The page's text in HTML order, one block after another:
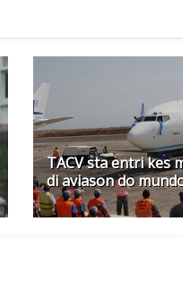
TACV sta entri kes
di aviason do